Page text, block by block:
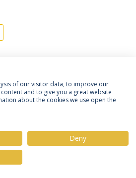
Termos & Condições
Católica Portuguesa
of our visitor data, to improve our
and to give you a great website
about the cookies we use open the
Deny